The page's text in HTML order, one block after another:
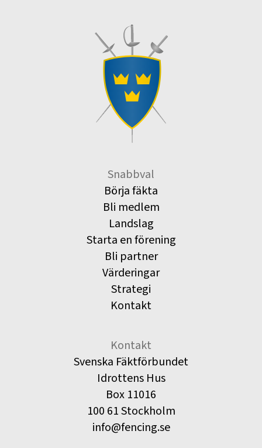
Snabbval
Börja fäkta
Bli medlem
Landslag
Starta en förening
Bli partner
Värderingar
Strategi
Kontakt
Kontakt
Svenska Fäktförbundet
Idrottens Hus
Box 11016
100 61 Stockholm
info@fencing.se